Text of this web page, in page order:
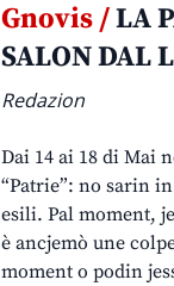
Gnovis /LA
SALON DAL
Redazion
Dai 14 ai 18 di Mai
“Patrie”: no sarin
esili. Pal moment,
è ancjemò une
moment o podin